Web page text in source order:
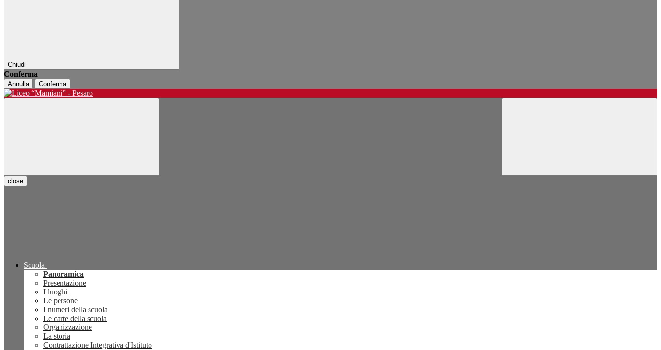
Chiudi
Conferma
Annulla Conferma
close
Scuola
Panoramica
Presentazione
I luoghi
Le persone
I numeri della scuola
Le carte della scuola
Organizzazione
La storia
Contrattazione Integrativa d'Istituto